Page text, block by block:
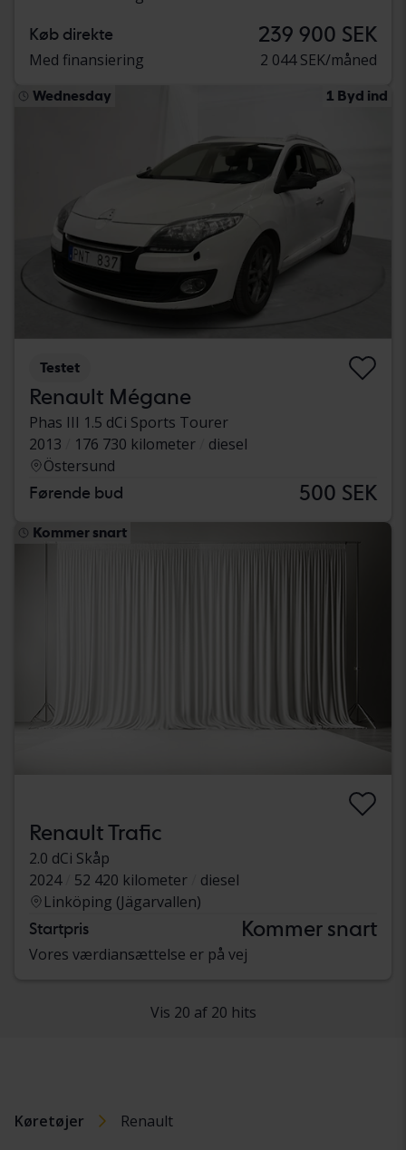
Køb direkte 239 900 SEK
Med finansiering 2 044 SEK/måned
Wednesday 1 Byd ind
Testet
Renault Mégane
Phas III 1.5 dCi Sports Tourer
2013
176 730 kilometer
diesel
Östersund
Førende bud 500 SEK
Kommer snart
Renault Trafic
2.0 dCi Skåp
2024
52 420 kilometer
diesel
Linköping (Jägarvallen)
Startpris Kommer snart
Vores værdiansættelse er på vej
Vis 20 af 20 hits
Køretøjer Renault